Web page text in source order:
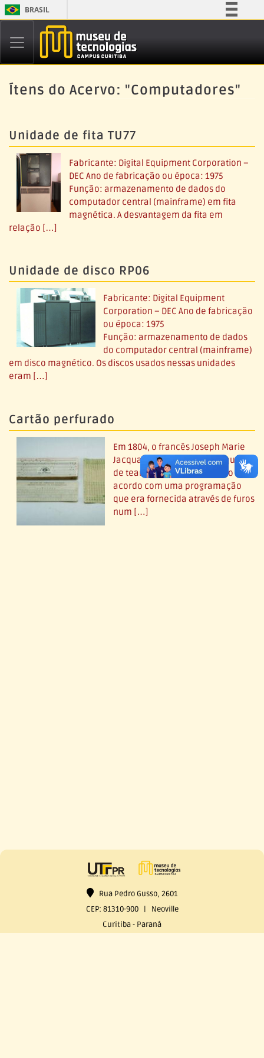
BRASIL
Participe
Acesso à informação
Ítens do Acervo: "Computadores"
Unidade de fita TU77
Fabricante: Digital Equipment Corporation –
DEC Ano de fabricação ou época: 1975
Função: armazenamento de dados do
computador central (mainframe) em fita
magnética. A desvantagem da fita em
relação […]
Unidade de disco RP06
Fabricante: Digital Equipment
Corporation – DEC Ano de fabricação
ou época: 1975
Função: armazenamento de dados
do computador central (mainframe)
em disco magnético. Os discos usados nessas unidades
eram […]
Cartão perfurado
Em 1804, o francês Joseph Marie
Jacquard inventou uma máquina
de tear que trançava o tecido de
acordo com uma programação
que era fornecida através de furos
num […]
Rua Pedro Gusso, 2601
CEP: 81310-900 | Neoville
Curitiba - Paraná